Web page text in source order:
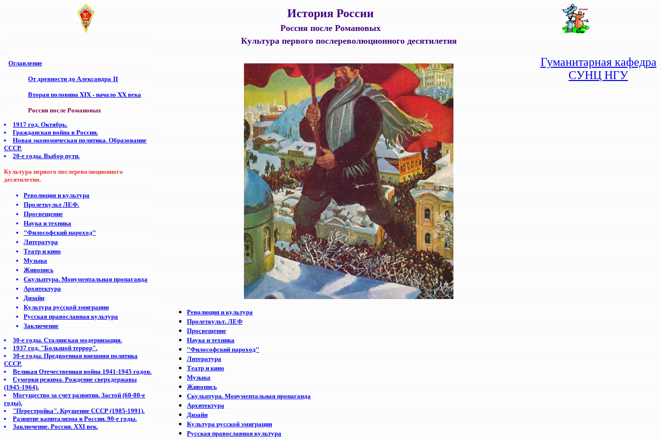
История России
Россия после Романовых
Оглавление
От древности до Александра II
Вторая половина XIX - начало XX века
Россия после Романовых
1917 год. Октябрь.
Гражданская война в России.
Новая экономическая политика. Образование
СССР.
20-е годы. Выбор пути.
Культура первого послереволюционного
десятилетия.
Революция и культура
Пролеткульт ЛЕФ.
Просвещение
Наука и техника
"Философский пароход"
Литература
Театр и кино
Музыка
Живопись
Скульптура. Монументальная пропаганда
Архитектура
Дизайн
Культура русской эмиграции
Русская православная культура
Заключение
30-е годы. Сталинская модернизация.
1937 год. "Большой террор".
30-е годы. Предвоенная внешняя политика
СССР.
Великая Отечественная война 1941-1945 годов.
Сумерки режима. Рождение сверхдержавы
(1945-1964).
Могущество за счет развития. Застой (60-80-е
годы).
"Перестройка". Крушение СССР (1985-1991).
Развитие капитализма в России. 90-е годы.
Заключение. Россия. ХХI век.
Культура первого послереволюционного десятилетия
Революция и культура
Пролеткульт. ЛЕФ
Просвещение
Наука и техника
"Философский пароход"
Литература
Театр и кино
Музыка
Живопись
Скульптура. Монументальная пропаганда
Архитектура
Дизайн
Культура русской эмиграции
Русская православная культура
Гуманитарная кафедра
СУНЦ НГУ